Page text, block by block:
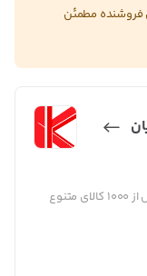
فروشنده مطمئن
فروش عمده لوازم خانه و آشپزخانه پلاستیک بیش از 1000 کالای متنوع